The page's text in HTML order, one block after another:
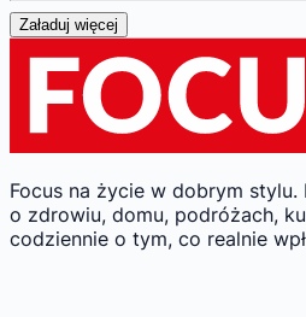
Załaduj więcej
Focus na życie w dobrym stylu.
o zdrowiu, domu, podróżach,
codziennie o tym, co realnie